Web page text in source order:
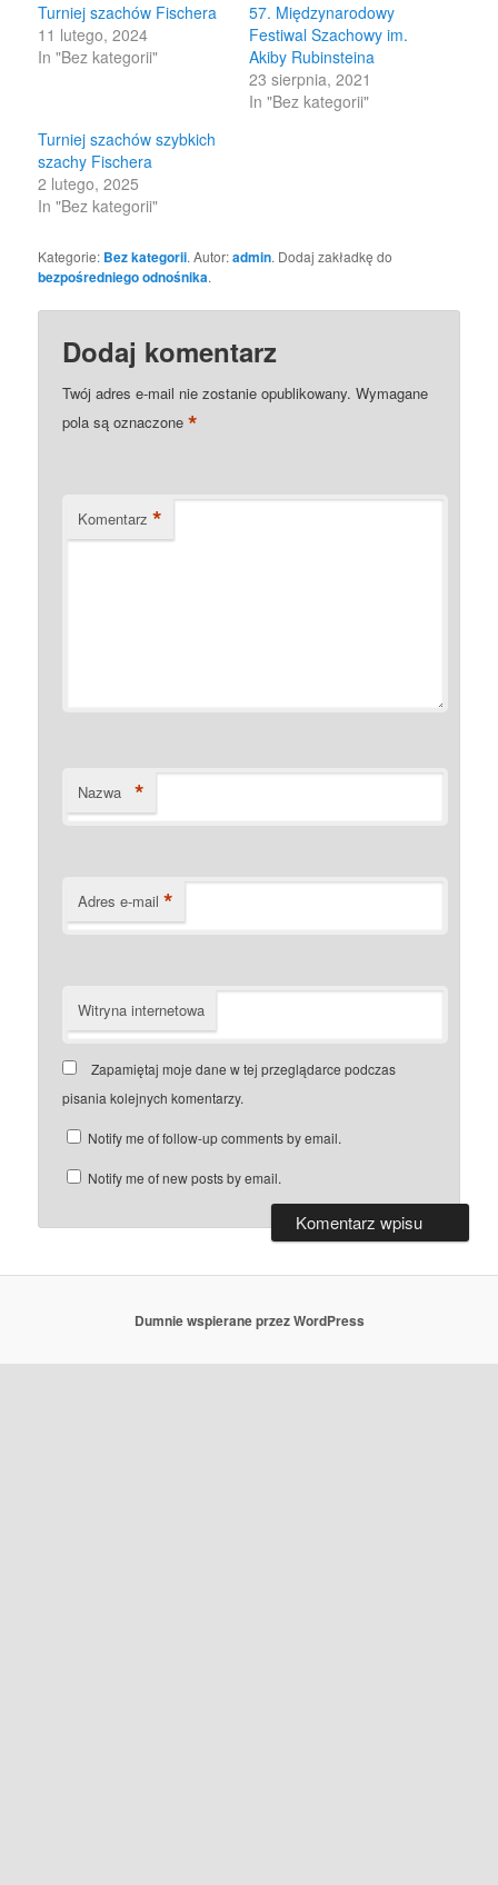
Turniej szachów Fischera
11 lutego, 2024
In "Bez kategorii"
57. Międzynarodowy
Festiwal Szachowy im.
Akiby Rubinsteina
23 sierpnia, 2021
In "Bez kategorii"
Turniej szachów szybkich
szachy Fischera
2 lutego, 2025
In "Bez kategorii"
Kategorie: Bez kategorii. Autor:admin. Dodaj zakładkę do
bezpośredniego odnośnika.
Dodaj komentarz
Twój adres e-mail nie zostanie opublikowany. Wymagane
pola są oznaczone*
Komentarz *
Nazwa *
Adres e-mail *
Witryna internetowa
Zapamiętaj moje dane w tej przeglądarce podczas
pisania kolejnych komentarzy.
Notify me of follow-up comments by email.
Notify me of new posts by email.
Dumnie wspierane przez WordPress